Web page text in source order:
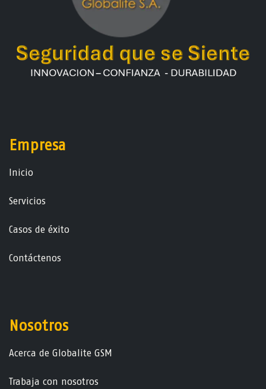
Empresa
Ini​ci​o
Servicios
Casos de éxito
Contáctenos
Nosotros
Acerca de Globalite GSM
Trabaja con nosotros